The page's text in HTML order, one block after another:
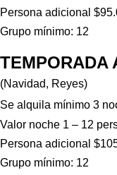
Persona adicional
Grupo mínimo: 12
TEMPORADA
(Navidad, Reyes)
Se alquila mínimo 3
Valor noche 1 – 12
Persona adicional
Grupo mínimo: 12